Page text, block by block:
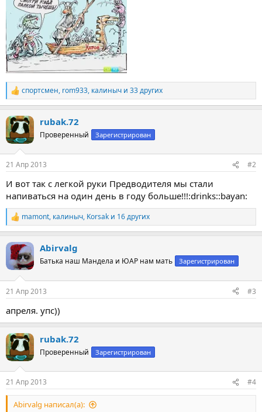
Р
е
к
ц
и
спортсмен, rom933, калиныч и 33 других
rubak.72
Проверенный Зарегистрирован
21 Апр 2013 #2
И вот так с легкой руки Предводителя мы стали
напиваться на один день в году больше!!!:drinks::bayan:
Р
е
к
ц
и
mamont, калиныч, Korsak и 16 других
Abirvalg
Батька наш Мандела и ЮАР нам мать Зарегистрирован
21 Апр 2013 #3
апреля. упс))
rubak.72
Проверенный Зарегистрирован
21 Апр 2013 #4
Abirvalg написал(а):